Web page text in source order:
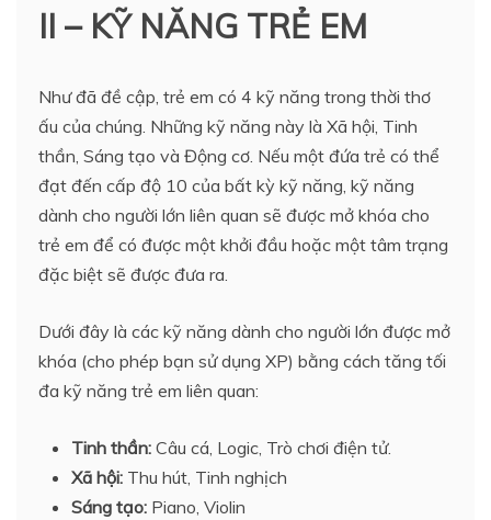
II – KỸ NĂNG TRẺ EM
Như đã đề cập, trẻ em có 4 kỹ năng trong thời thơ
ấu của chúng. Những kỹ năng này là Xã hội, Tinh
thần, Sáng tạo và Động cơ. Nếu một đứa trẻ có thể
đạt đến cấp độ 10 của bất kỳ kỹ năng, kỹ năng
dành cho người lớn liên quan sẽ được mở khóa cho
trẻ em để có được một khởi đầu hoặc một tâm trạng
đặc biệt sẽ được đưa ra.
Dưới đây là các kỹ năng dành cho người lớn được mở
khóa (cho phép bạn sử dụng XP) bằng cách tăng tối
đa kỹ năng trẻ em liên quan:
Tinh thần: Câu cá, Logic, Trò chơi điện tử.
Xã hội: Thu hút, Tinh nghịch
Sáng tạo: Piano, Violin